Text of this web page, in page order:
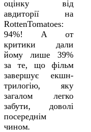
оцінку від
авдиторії на
RottenTomatoes:
94%! А от
критики дали
йому лише 39%
за те, що фільм
завершує екшн-
трилогію, яку
загалом легко
забути, доволі
посереднім
чином.